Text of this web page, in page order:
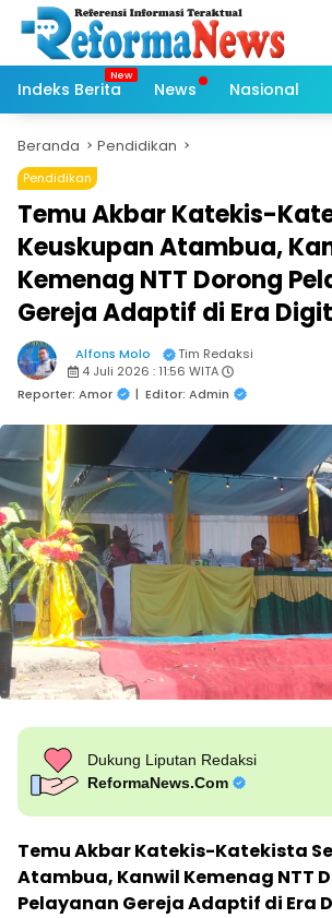
Langsung
konten
Indeks Berita
News Nasional
Beranda Pendidikan
Pendidikan
Temu Akbar Katekis-
Keuskupan Atambua,
Kemenag NTT Dorong
Gereja Adaptif di Era
Alfons Molo
Tim Redaksi
4 Juli 2026 : 11:56 WITA
Reporter: Amor
| Editor: Admin
Dukung Liputan Redaksi
ReformaNews.Com
Temu Akbar Katekis-Katekista
Atambua, Kanwil Kemenag NTT
Pelayanan Gereja Adaptif di Era